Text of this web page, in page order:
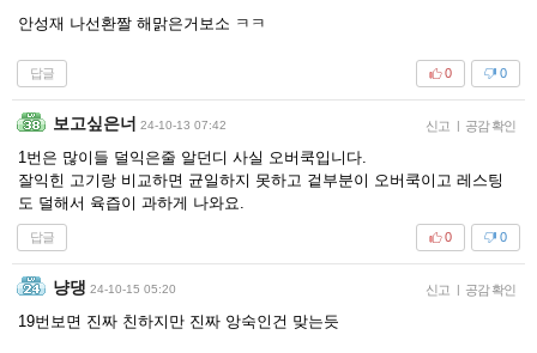
안성재 나선환짤 해맑은거보소 ㅋㅋ
답글 0
0
보고싶은너 24-10-13 07:42 신고 | 공감 확인
1번은 많이들 덜익은줄 알던디 사실 오버쿡입니다.
잘익힌 고기랑 비교하면 균일하지 못하고 겉부분이 오버쿡이고 레스팅
도 덜해서 육즙이 과하게 나와요.
답글 0
0
냥댕 24-10-15 05:20 신고 | 공감 확인
19번보면 진짜 친하지만 진짜 앙숙인건 맞는듯